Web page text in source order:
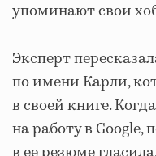
упоминают свои
Эксперт
по имени Карли,
в своей книге.
на работу в Google,